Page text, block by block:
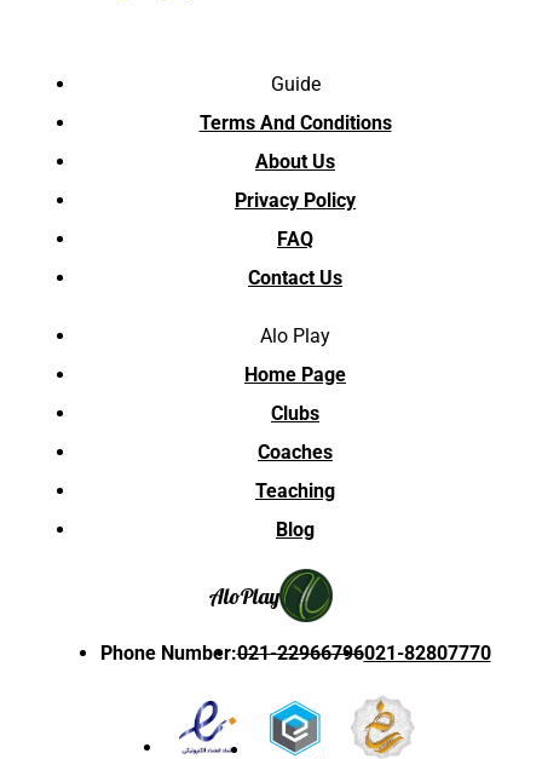
Guide
Terms And Conditions
About Us
Privacy Policy
FAQ
Contact Us
Alo Play
Home Page
Clubs
Coaches
Teaching
Blog
AloPlay
Phone Number:021-22966796021-82807770